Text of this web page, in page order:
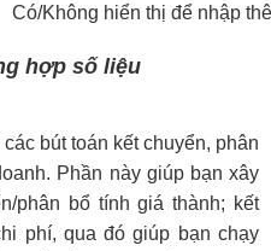
Có/Không hiển thị để nhập
hợp số liệu
bút toán kết chuyển, phân
Phần này giúp bạn xây
phân bổ tính giá thành; kết
phí, qua đó giúp bạn chạy